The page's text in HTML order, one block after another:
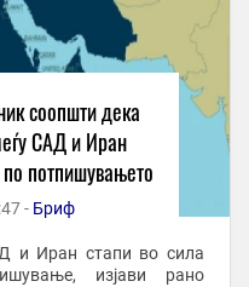
соопшти дека
САД и Иран
потпишувањето
- Бриф
и Иран стапи во сила
изјави рано